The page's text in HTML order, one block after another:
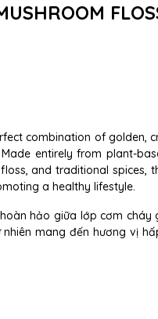
combination of golden,
entirely from plant-
and traditional spices,
a healthy lifestyle.
hảo giữa lớp cơm cháy
mang đến hương vị